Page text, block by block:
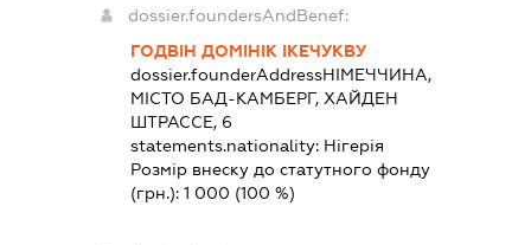
dossier.foundersAndBenef:
ГОДВІН ДОМІНІК ІКЕЧУКВУ
dossier.founderAddressНІМЕЧЧИНА,
МІСТО БАД-КАМБЕРГ, ХАЙДЕН
ШТРАССЕ, 6
statements.nationality: Нігерія
Розмір внеску до статутного фонду
(грн.):1 000 (100 %)